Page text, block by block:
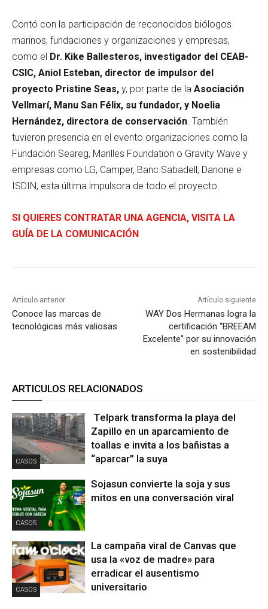
Contó con la participación de reconocidos biólogos
marinos, fundaciones y organizaciones y empresas,
como el Dr. Kike Ballesteros, investigador del CEAB-
CSIC, Aniol Esteban, director de impulsor del
proyecto Pristine Seas, y, por parte de la Asociación
Vellmarí, Manu San Félix, su fundador, y Noelia
Hernández, directora de conservación . También
tuvieron presencia en el evento organizaciones como la
Fundación Seareg, Marilles Foundation o Gravity Wave y
empresas como LG, Camper, Banc Sabadell, Danone e
ISDIN, esta última impulsora de todo el proyecto.
SI QUIERES CONTRATAR UNA AGENCIA, VISITA LA
GUÍA DE LA COMUNICACIÓN
Artículo anterior
Conoce las marcas de
tecnológicas más valiosas
Artículo siguiente
WAY Dos Hermanas logra la
certificación “BREEAM
Excelente” por su innovación
en sostenibilidad
ARTICULOS RELACIONADOS
CASOS
Telpark transforma la playa del
Zapillo en un aparcamiento de
toallas e invita a los bañistas a
“aparcar” la suya
CASOS
Sojasun convierte la soja y sus
mitos en una conversación viral
CASOS
La campaña viral de Canvas que
usa la «voz de madre» para
erradicar el ausentismo
universitario